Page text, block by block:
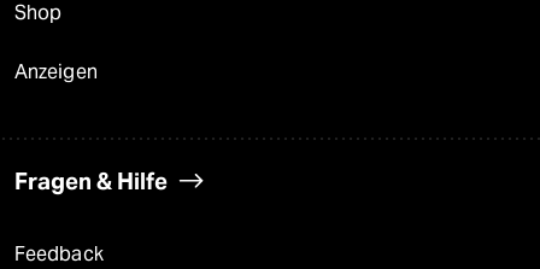
Shop
Anzeigen
Fragen & Hilfe
Feedback